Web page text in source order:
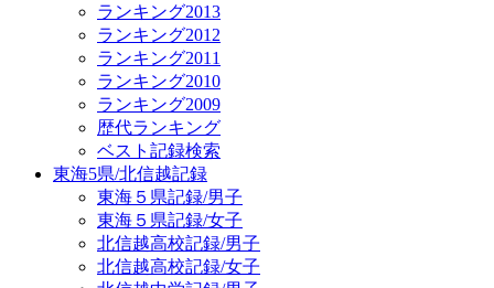
ランキング2013
ランキング2012
ランキング2011
ランキング2010
ランキング2009
歴代ランキング
ベスト記録検索
東海5県/北信越記録
東海５県記録/男子
東海５県記録/女子
北信越高校記録/男子
北信越高校記録/女子